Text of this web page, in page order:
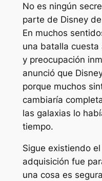
No es ningún
parte de Disney de
En muchos
una batalla
y preocupación
anunció que
porque muchos
cambiaría
las galaxias lo
tiempo.
Sigue existiendo
adquisición fue
una cosa es